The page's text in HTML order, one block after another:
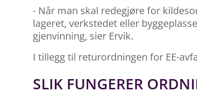
- Når man skal redegjøre for
lageret, verkstedet eller
gjenvinning, sier Ervik.
I tillegg til returordningen for EE-
SLIK FUNGERER